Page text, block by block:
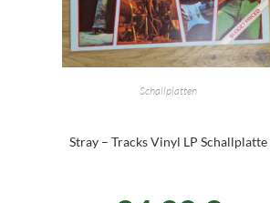
Schallplatten
Stray – Tracks Vinyl LP Schallplatte